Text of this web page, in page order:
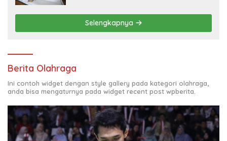
Selengkapnya
Berita Olahraga
Ini contoh widget dengan style gallery pada kategori olahraga,
anda bisa mengaturnya pada widget recent post wpberita.